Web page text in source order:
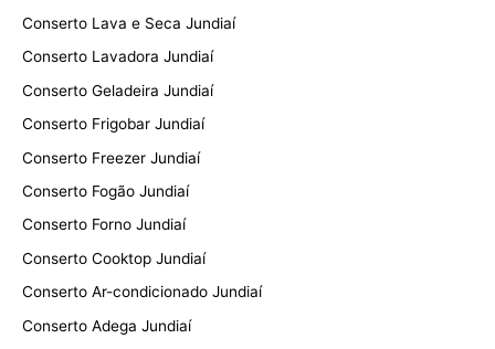
Conserto Lava e Seca Jundiaí
Conserto Lavadora Jundiaí
Conserto Geladeira Jundiaí
Conserto Frigobar Jundiaí
Conserto Freezer Jundiaí
Conserto Fogão Jundiaí
Conserto Forno Jundiaí
Conserto Cooktop Jundiaí
Conserto Ar-condicionado Jundiaí
Conserto Adega Jundiaí